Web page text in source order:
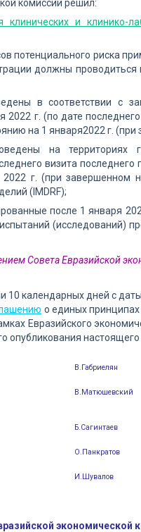
комиссии решил:
клинических и клинико-
потенциального риска
должны
в соответствии с
г. (по дате
на 1 января2022 г.
на территориях
визита
г. (при завершенном
(IMDRF);
после 1 января
(исследований)
Совета Евразийской
10 календарных дней с
о единых
Евразийского
опубликования
В.Габриелян
В.Матюшевский
Б.Сагинтаев
О.Панкратов
И.Шувалов
экономической